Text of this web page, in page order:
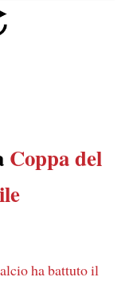
Coppa del
ha battutoil